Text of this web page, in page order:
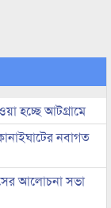
হচ্ছে আটগ্রামে
নবাগত
আলোচনা সভা